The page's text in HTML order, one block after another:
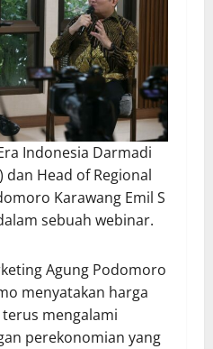
Indonesia Darmadi
dan Head of Regional
Karawang Emil S
sebuah webinar.
Agung Podomoro
menyatakan harga
mengalami
perekonomian yang